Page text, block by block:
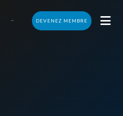
DEVENEZ MEMBRE 